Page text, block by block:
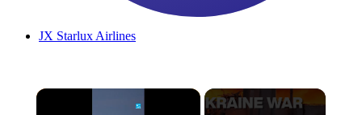
JX Starlux Airlines